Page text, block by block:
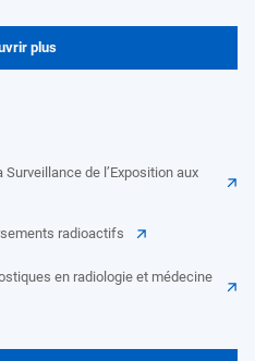
plus
de l’Exposition aux
radioactifs
en radiologie et médecine